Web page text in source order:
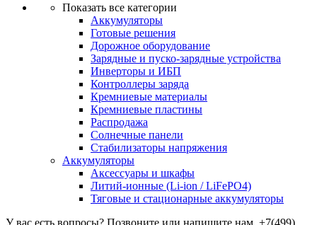
Показать все категории
Аккумуляторы
Готовые решения
Дорожное оборудование
Зарядные и пуско-зарядные устройства
Инверторы и ИБП
Контроллеры заряда
Кремниевые материалы
Кремниевые пластины
Распродажа
Солнечные панели
Стабилизаторы напряжения
Аккумуляторы
Аксессуары и шкафы
Литий-ионные (Li-ion / LiFePO4)
Тяговые и стационарные аккумуляторы
У вас есть вопросы? Позвоните или напишите нам. +7(499)